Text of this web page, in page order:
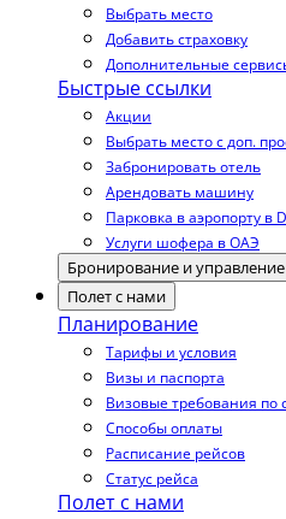
Выбрать место
Добавить страховку
Дополнительные
Быстрые ссылки
Акции
Выбрать место с доп.
Забронировать отель
Арендовать машину
Парковка в аэропорту в
Услуги шофера в ОАЭ
Бронирование и управление
Полет с нами
Планирование
Тарифы и условия
Визы и паспорта
Визовые требования по
Способы оплаты
Расписание рейсов
Статус рейса
Полет с нами